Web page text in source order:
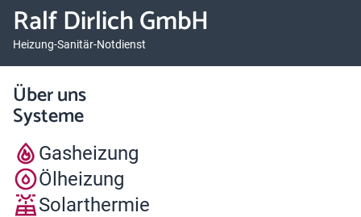
Ralf Dirlich GmbH
Heizung-Sanitär-Notdienst
Über uns
Systeme
Gasheizung
Ölheizung
Solarthermie